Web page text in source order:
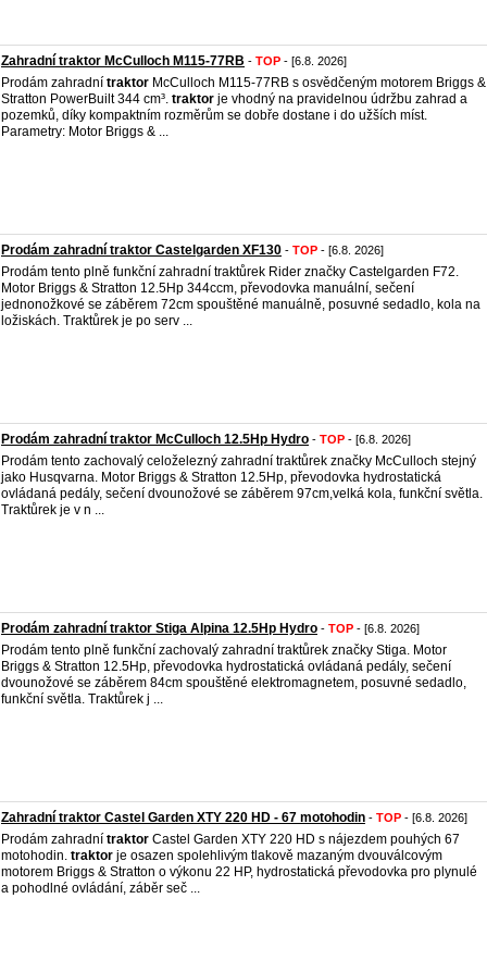
Zahradní traktor McCulloch M115-77RB - TOP - [6.8. 2026]
Prodám zahradní traktor McCulloch M115-77RB s osvědčeným motorem Briggs &
Stratton PowerBuilt 344 cm³. traktor je vhodný na pravidelnou údržbu zahrad a
pozemků, díky kompaktním rozměrům se dobře dostane i do užších míst.
Parametry: Motor Briggs & ...
Prodám zahradní traktor Castelgarden XF130 - TOP - [6.8. 2026]
Prodám tento plně funkční zahradní traktůrek Rider značky Castelgarden F72.
Motor Briggs & Stratton 12.5Hp 344ccm, převodovka manuální, sečení
jednonožkové se záběrem 72cm spouštěné manuálně, posuvné sedadlo, kola na
ložiskách. Traktůrek je po serv ...
Prodám zahradní traktor McCulloch 12.5Hp Hydro - TOP - [6.8. 2026]
Prodám tento zachovalý celoželezný zahradní traktůrek značky McCulloch stejný
jako Husqvarna. Motor Briggs & Stratton 12.5Hp, převodovka hydrostatická
ovládaná pedály, sečení dvounožové se záběrem 97cm,velká kola, funkční světla.
Traktůrek je v n ...
Prodám zahradní traktor Stiga Alpina 12.5Hp Hydro - TOP - [6.8. 2026]
Prodám tento plně funkční zachovalý zahradní traktůrek značky Stiga. Motor
Briggs & Stratton 12.5Hp, převodovka hydrostatická ovládaná pedály, sečení
dvounožové se záběrem 84cm spouštěné elektromagnetem, posuvné sedadlo,
funkční světla. Traktůrek j ...
Zahradní traktor Castel Garden XTY 220 HD - 67 motohodin - TOP - [6.8. 2026]
Prodám zahradní traktor Castel Garden XTY 220 HD s nájezdem pouhých 67
motohodin. traktor je osazen spolehlivým tlakově mazaným dvouválcovým
motorem Briggs & Stratton o výkonu 22 HP, hydrostatická převodovka pro plynulé
a pohodlné ovládání, záběr seč ...